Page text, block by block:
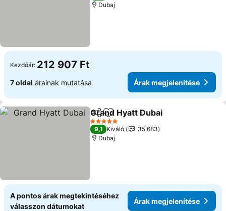
Dubaj
Kezdőár: 212 907 Ft
7 oldal árainak mutatása Árak megjelenítése
Megosztás
Hozzáadás a kedvencekhez
Grand Hyatt Dubai
5 Kategória
9,1 Kiváló
35 683
Dubaj
A pontos árak megtekintéséhez
válasszon dátumokat
Árak megjelenítése